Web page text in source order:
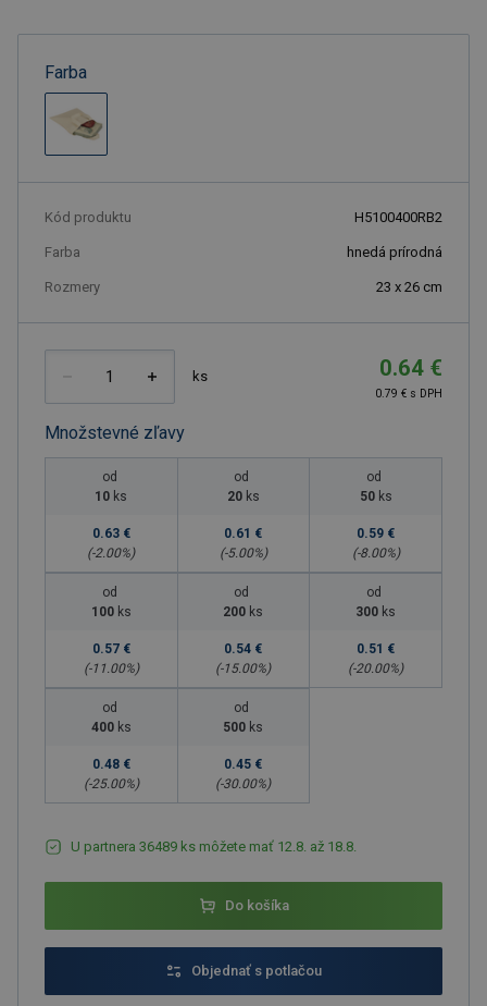
Farba
Kód produktu H5100400RB2
Farba hnedá prírodná
Rozmery 23 x 26 cm
ks 0.64 €
0.79 € s DPH
Množstevné zľavy
od
10 ks
0.63 €
(-2.00%)
od
20 ks
0.61 €
(-5.00%)
od
50 ks
0.59 €
(-8.00%)
od
100 ks
0.57 €
(-11.00%)
od
200 ks
0.54 €
(-15.00%)
od
300 ks
0.51 €
(-20.00%)
od
400 ks
0.48 €
(-25.00%)
od
500 ks
0.45 €
(-30.00%)
U partnera 36489 ks môžete mať 12.8. až 18.8.
Do košíka
Objednať s potlačou